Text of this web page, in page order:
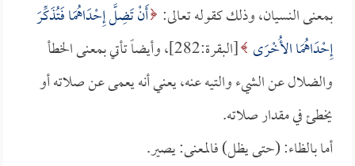
بمعنى النسيان، وذلك كقوله تعالى: أَنْ تَضِلَّ إِحْدَاهُمَا فَتُذَكِّرَ
إِحْدَاهُمَا الأُخْرَى
[البقرة:282]، وأيضاً تأتي بمعنى الخطأ
والضلال عن الشيء والتيه عنه، يعني أنه يعمى عن صلاته أو
يخطئ في مقدار صلاته.
أما بالظاء: (حتى يظل) فالمعنى: يصير.